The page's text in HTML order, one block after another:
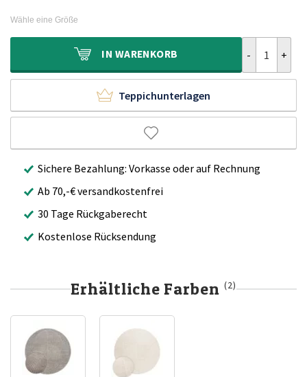
Wähle eine Größe
IN WARENKORB
Teppichunterlagen
Sichere Bezahlung: Vorkasse oder auf Rechnung
Ab 70,-€ versandkostenfrei
30 Tage Rückgaberecht
Kostenlose Rücksendung
Erhältliche Farben(2)